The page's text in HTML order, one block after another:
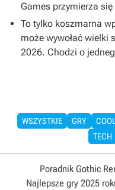
Games przymierza
To tylko koszmarna
może wywołać wielki
2026. Chodzi o
WSZYSTKIE GRY
TECH
Poradnik Gothic
Najlepsze gry 2025